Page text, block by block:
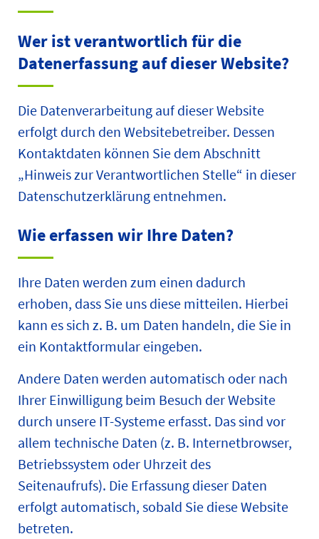
Wer ist verantwortlich für die
Datenerfassung auf dieser Website?
Die Datenverarbeitung auf dieser Website
erfolgt durch den Websitebetreiber. Dessen
Kontaktdaten können Sie dem Abschnitt
„Hinweis zur Verantwortlichen Stelle“ in dieser
Datenschutzerklärung entnehmen.
Wie erfassen wir Ihre Daten?
Ihre Daten werden zum einen dadurch
erhoben, dass Sie uns diese mitteilen. Hierbei
kann es sich z. B. um Daten handeln, die Sie in
ein Kontaktformular eingeben.
Andere Daten werden automatisch oder nach
Ihrer Einwilligung beim Besuch der Website
durch unsere IT-Systeme erfasst. Das sind vor
allem technische Daten (z. B. Internetbrowser,
Betriebssystem oder Uhrzeit des
Seitenaufrufs). Die Erfassung dieser Daten
erfolgt automatisch, sobald Sie diese Website
betreten.